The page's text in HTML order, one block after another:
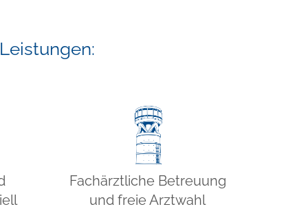
Fachärztliche Betreuung
und freie Arztwahl